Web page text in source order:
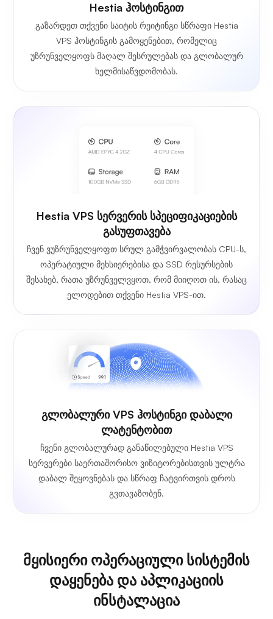
Hestia ჰოსტინგით
გაზარდეთ თქვენი საიტის რეიტინგი სწრაფი Hestia
VPS ჰოსტინგის გამოყენებით, რომელიც
უზრუნველყოფს მაღალ შესრულებას და გლობალურ
ხელმისაწვდომობას.
Hestia VPS სერვერის სპეციფიკაციების
გასუფთავება
ჩვენ ვუზრუნველყოფთ სრულ გამჭვირვალობას CPU-ს,
ოპერატიული მეხსიერებისა და SSD რესურსების
შესახებ, რათა უზრუნველვყოთ, რომ მიიღოთ ის, რასაც
ელოდებით თქვენი Hestia VPS-ით.
Გლობალური VPS Ჰოსტინგი Დაბალი
Ლატენტობით
ჩვენი გლობალურად განაწილებული Hestia VPS
სერვერები საერთაშორისო ვიზიტორებისთვის ულტრა
დაბალ შეყოვნებას და სწრაფ ჩატვირთვის დროს
გვთავაზობენ.
მყისიერი ოპერაციული სისტემის
დაყენება და აპლიკაციის
ინსტალაცია